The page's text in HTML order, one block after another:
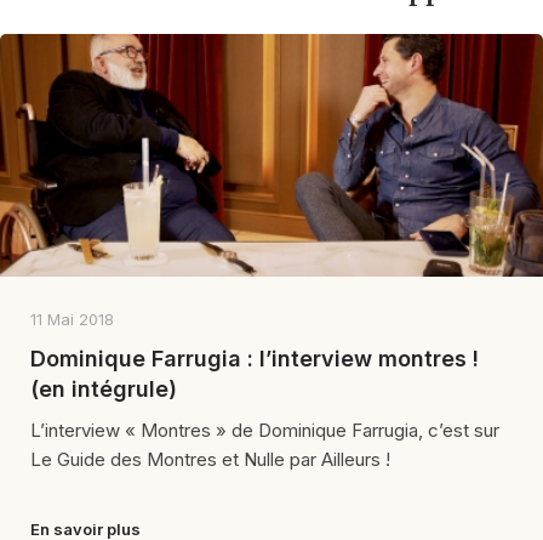
11 Mai 2018
Dominique Farrugia : l’interview montres !
(en intégrule)
L’interview « Montres » de Dominique Farrugia, c’est sur
Le Guide des Montres et Nulle par Ailleurs !
En savoir plus